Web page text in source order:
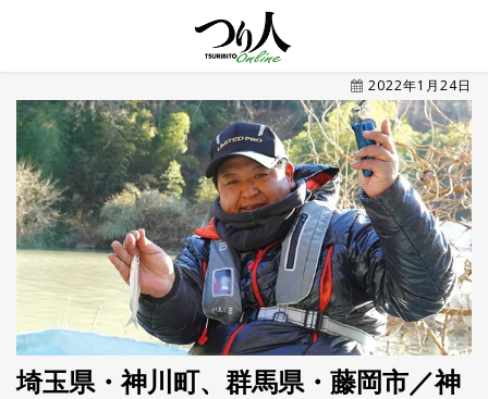
2022年1月24日
埼玉県・神川町、群馬県・藤岡市／神
ン
ド・
最新
UP
新
着
記
事
No.1
ラ
キ
ン
グ